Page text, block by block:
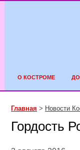
О КОСТРОМЕ
Главная > Новости
Гордость